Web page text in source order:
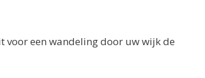
voor een wandeling door uw wijk de